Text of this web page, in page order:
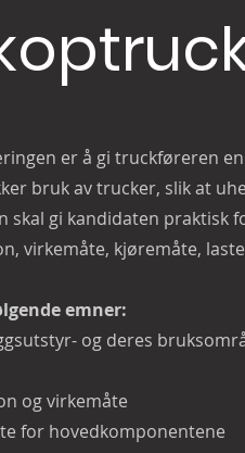
er å gi truckføreren en
bruk av trucker, slik at
skal gi kandidaten praktisk
virkemåte, kjøremåte,
emner:
og deres
og virkemåte
for hovedkomponentene